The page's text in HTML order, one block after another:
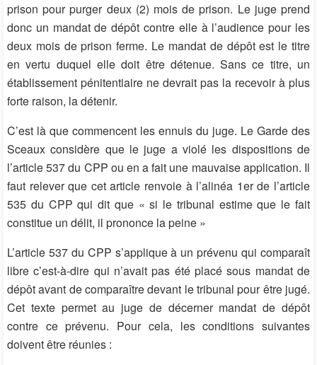
prison pour purger deux (2) mois de prison. Le juge prend
donc un mandat de dépôt contre elle à l’audience pour les
deux mois de prison ferme. Le mandat de dépôt est le titre
en vertu duquel elle doit être détenue. Sans ce titre, un
établissement pénitentiaire ne devrait pas la recevoir à plus
forte raison, la détenir.
C’est là que commencent les ennuis du juge. Le Garde des
Sceaux considère que le juge a violé les dispositions de
l’article 537 du CPP ou en a fait une mauvaise application. Il
faut relever que cet article renvoie à l’alinéa 1er de l’article
535 du CPP qui dit que « si le tribunal estime que le fait
constitue un délit, il prononce la peine »
L’article 537 du CPP s’applique à un prévenu qui comparaît
libre c’est-à-dire qui n’avait pas été placé sous mandat de
dépôt avant de comparaître devant le tribunal pour être jugé.
Cet texte permet au juge de décerner mandat de dépôt
contre ce prévenu. Pour cela, les conditions suivantes
doivent être réunies :